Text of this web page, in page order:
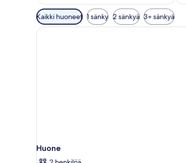
Huoneille
saatavilla
olevia
Kaikki huoneet 1 sänky 2 sänkyä 3+ sänkyä
Huone